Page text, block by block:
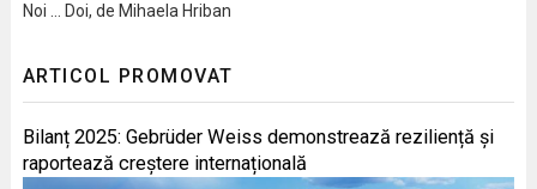
Noi … Doi, de Mihaela Hriban
ARTICOL PROMOVAT
Bilanț 2025: Gebrüder Weiss demonstrează reziliență și
raportează creștere internațională